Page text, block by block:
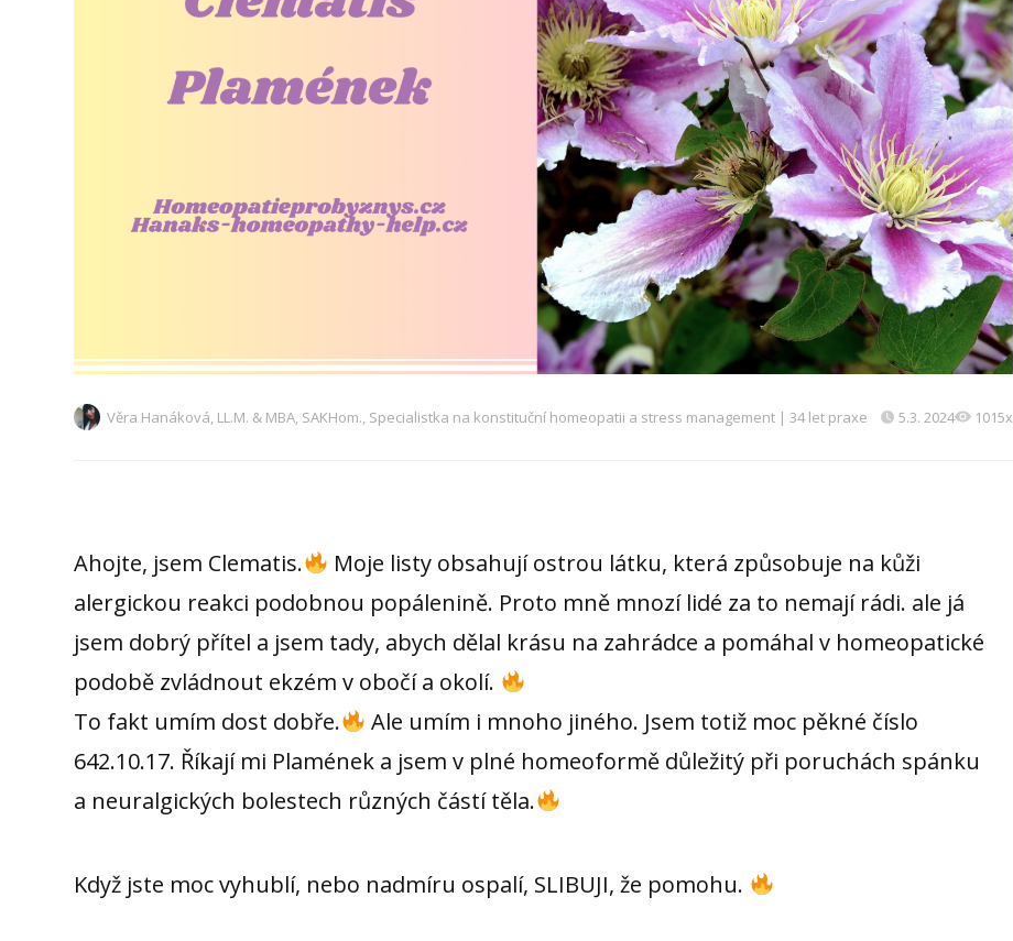
Věra Hanáková, LL.M. & MBA, SAKHom., Specialistka na konstituční homeopatii a stress management | 34 let praxe 5.3. 2024 1015x
Ahojte, jsem Clematis.
Moje listy obsahují ostrou látku, která způsobuje na kůži
alergickou reakci podobnou popálenině. Proto mně mnozí lidé za to nemají rádi. ale já
jsem dobrý přítel a jsem tady, abych dělal krásu na zahrádce a pomáhal v homeopatické
podobě zvládnout ekzém v obočí a okolí.
To fakt umím dost dobře.
Ale umím i mnoho jiného. Jsem totiž moc pěkné číslo
642.10.17. Říkají mi Plamének a jsem v plné homeoformě důležitý při poruchách spánku
a neuralgických bolestech různých částí těla.
Když jste moc vyhublí, nebo nadmíru ospalí, SLIBUJI, že pomohu.